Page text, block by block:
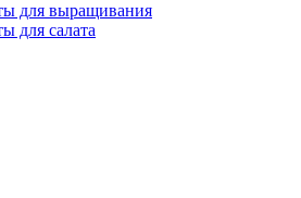
для выращивания
для салата